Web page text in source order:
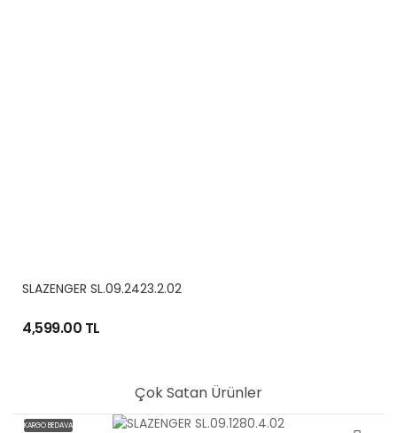
SLAZENGER SL.09.2423.2.02
4,599.00 TL
Çok Satan Ürünler
KARGO BEDAVA